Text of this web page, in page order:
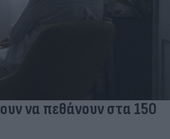
να πεθάνουν στα 150